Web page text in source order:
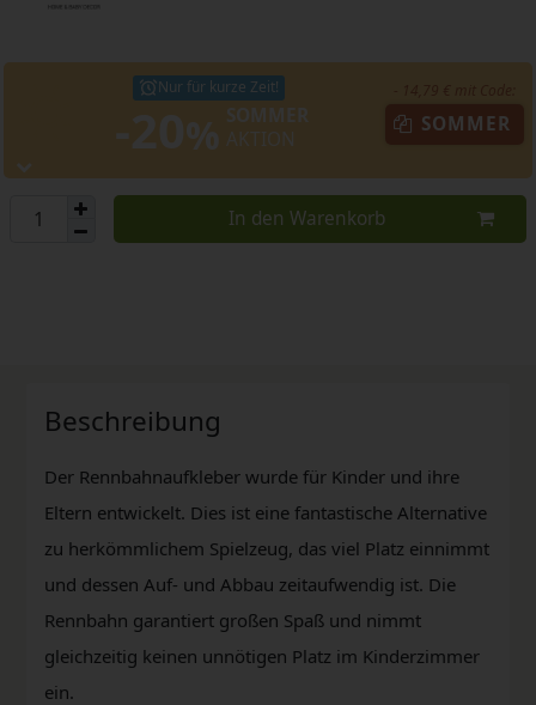
Nur für kurze Zeit!
SOMMER
In den Warenkorb
Beschreibung
Der Rennbahnaufkleber wurde für Kinder und ihre
Eltern entwickelt. Dies ist eine fantastische Alternative
zu herkömmlichem Spielzeug, das viel Platz einnimmt
und dessen Auf- und Abbau zeitaufwendig ist. Die
Rennbahn garantiert großen Spaß und nimmt
gleichzeitig keinen unnötigen Platz im Kinderzimmer
ein.